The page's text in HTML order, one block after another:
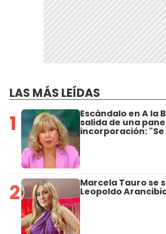
LAS MÁS LEÍDAS
1 Escándalo en A la
salida de una
incorporación:
2 Marcela Tauro se
Leopoldo